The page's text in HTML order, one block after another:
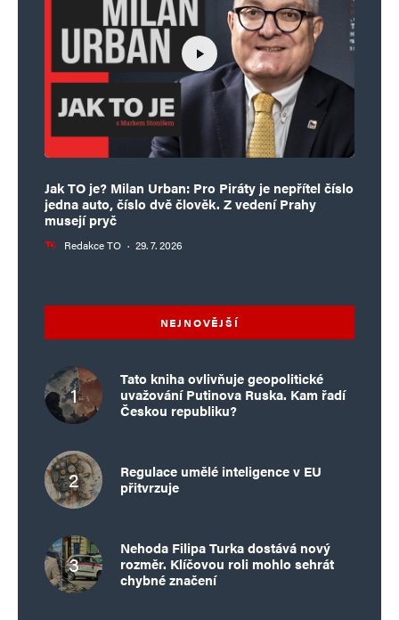
Jak TO je? Milan Urban: Pro Piráty je nepřítel číslo
jedna auto, číslo dvě člověk. Z vedení Prahy
musejí pryč
Redakce TO · 29. 7. 2026
NEJNOVĚJŠÍ
Tato kniha ovlivňuje geopolitické
uvažování Putinova Ruska. Kam řadí
Českou republiku?
Regulace umělé inteligence v EU
přitvrzuje
Nehoda Filipa Turka dostává nový
rozměr. Klíčovou roli mohlo sehrát
chybné značení